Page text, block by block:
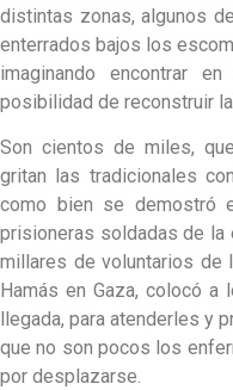
distintas zonas, algunos
enterrados bajos los
imaginando encontrar
posibilidad de reconstruir
Son cientos de miles,
gritan las tradicionales
como bien se demostró
prisioneras soldadas de la
millares de voluntarios de
Hamás en Gaza, colocó
llegada, para atenderles y
que no son pocos los
por desplazarse.